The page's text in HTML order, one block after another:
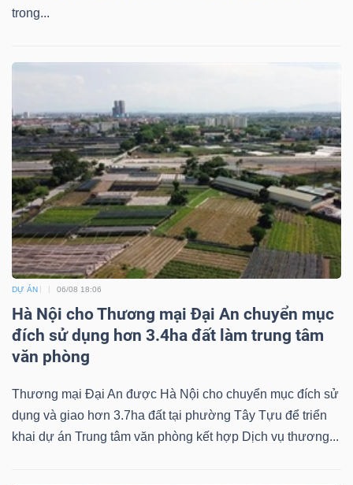
trong...
DỰ ÁN 06/08 18:06
Hà Nội cho Thương mại Đại An chuyển mục
đích sử dụng hơn 3.4ha đất làm trung tâm
văn phòng
Thương mại Đại An được Hà Nội cho chuyển mục đích sử
dụng và giao hơn 3.7ha đất tại phường Tây Tựu để triển
khai dự án Trung tâm văn phòng kết hợp Dịch vụ thương...
Mã
chứng
khoán
(-)
Tất cả Cổ phiếu Chỉ số Chứng chỉ quỹ Chứng
Lãnh
đạo
(-)
Tất cả Người nội bộ
tức